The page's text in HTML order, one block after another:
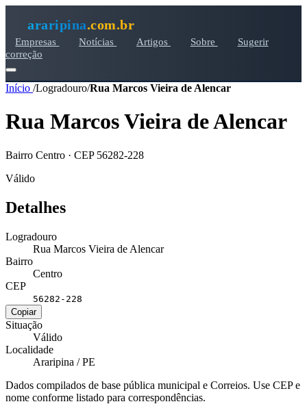
araripina.com.br
Empresas Notícias Artigos Sobre
Sugerir
correção
Início /Logradouro/Rua Marcos Vieira de Alencar
Rua Marcos Vieira de Alencar
Bairro Centro · CEP 56282-228
Válido
Detalhes
Logradouro
Rua Marcos Vieira de Alencar
Bairro
Centro
CEP
56282-228
Copiar
Situação
Válido
Localidade
Araripina / PE
Dados compilados de base pública municipal e Correios. Use CEP e
nome conforme listado para correspondências.